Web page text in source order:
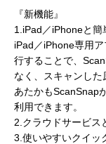
『新機能』
1.iPad／iPhoneと簡
iPad／iPhone専用
行することで、
なく、スキャンした
あたかもScanSnap
利用できます。
2.クラウドサービス
3.使いやすいクイッ